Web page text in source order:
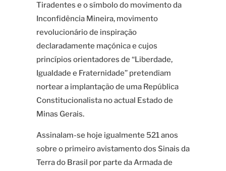
Tiradentes e o símbolo do movimento da
Inconfidência Mineira, movimento
revolucionário de inspiração
declaradamente maçónica ecujos
princípios orientadores de “Liberdade,
Igualdade e Fraternidade” pretendiam
nortear a implantação de uma República
Constitucionalista no actual Estado de
Minas Gerais.
Assinalam-se hoje igualmente 521 anos
sobre o primeiro avistamento dos Sinais da
Terra do Brasil por parte da Armada de